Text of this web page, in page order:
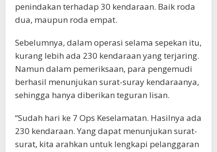
penindakan terhadap 30 kendaraan. Baik roda
dua, maupun roda empat.
Sebelumnya, dalam operasi selama sepekan itu,
kurang lebih ada 230 kendaraan yang terjaring.
Namun dalam pemeriksaan, para pengemudi
berhasil menunjukan surat-suray kendaraanya,
sehingga hanya diberikan teguran lisan.
“Sudah hari ke 7 Ops Keselamatan. Hasilnya ada
230 kendaraan. Yang dapat menunjukan surat-
surat, kita arahkan untuk lengkapi pelanggaran